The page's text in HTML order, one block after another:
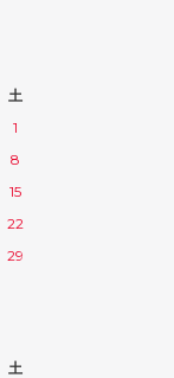
土
1
8
15
22
29
土